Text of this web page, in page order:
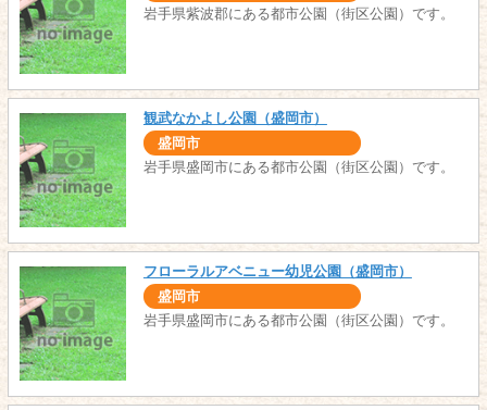
岩手県紫波郡にある都市公園（街区公園）です。
観武なかよし公園（盛岡市）
盛岡市
岩手県盛岡市にある都市公園（街区公園）です。
フローラルアベニュー幼児公園（盛岡市）
盛岡市
岩手県盛岡市にある都市公園（街区公園）です。